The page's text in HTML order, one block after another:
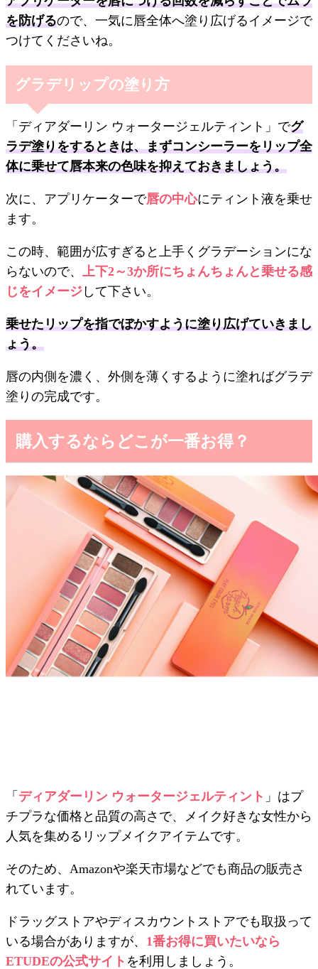
を防げるので、一気に唇全体へ塗り広げるイメージで
つけてくださいね。
グラデリップの塗り方
「ディアダーリン ウォータージェルティント」でグ
ラデ塗りをするときは、まずコンシーラーをリップ全
体に乗せて唇本来の色味を抑えておきましょう。
次に、アプリケーターで唇の中心にティント液を乗せ
ます。
この時、範囲が広すぎると上手くグラデーションにな
らないので、
上下2～3か所にちょんちょんと乗せる感
じをイメージ して下さい。
乗せたリップを指でぼかすように塗り広げていきまし
ょう。
唇の内側を濃く、外側を薄くするように塗ればグラデ
塗りの完成です。
購入するならどこが一番お得？
「 ディアダーリン ウォータージェルティント 」はプ
チプラな価格と品質の高さで、メイク好きな女性から
人気を集めるリップメイクアイテムです。
そのため、Amazonや楽天市場などでも商品の販売さ
れています。
ドラッグストアやディスカウントストアでも取扱って
いる場合がありますが、 1番お得に買いたいなら
ETUDEの公式サイト を利用しましょう。